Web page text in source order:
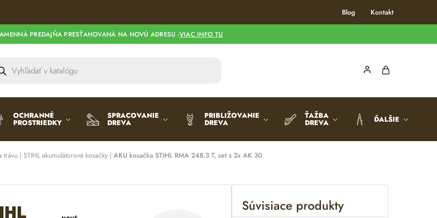
Blog Kontakt
PREDAJŇA PRESŤAHOVANÁ NA NOVÚ ADRESU -VIAC INFO TU
OCHRANNÉ
PROSTRIEDKY
SPRACOVANIE
DREVA
PRIBLIŽOVANIE
DREVA
ŤAŽBA
DREVA ĎALŠIE
trávu | STIHL akumulátorové kosačky | AKU kosačka STIHL RMA 248.3 T, set s 2x AK 30
Súvisiace produkty
t
e
r
e
: